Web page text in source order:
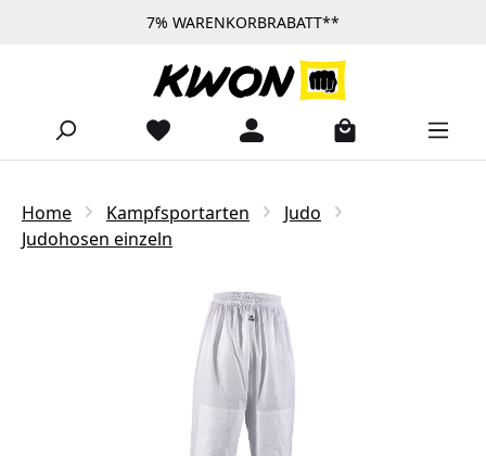
Zum Hauptinhalt springen7% WARENKORBRABATT**
Home Kampfsportarten
Judo
Judohosen einzeln
Bildergalerie überspringen